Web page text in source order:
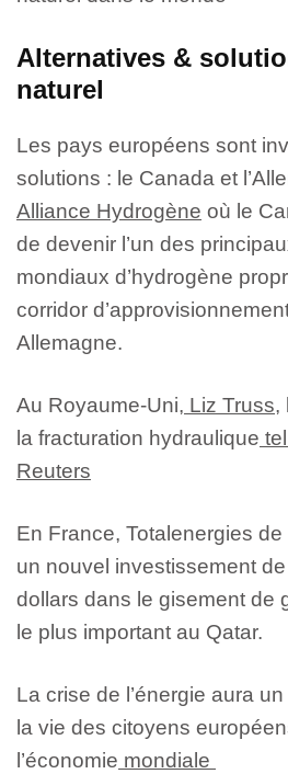
Alternatives &
naturel
Les pays européens sont
solutions : le Canada et
Alliance Hydrogène où le
de devenir l’un des
mondiaux d’hydrogène
corridor
Allemagne.
Au Royaume-Uni, Liz Truss,
la fracturation hydraulique
Reuters
En France, Totalenergies
un nouvel investissement
dollars dans le gisement de
le plus important au Qatar.
La crise de l’énergie aura
la vie des citoyens
l’économie mondiale